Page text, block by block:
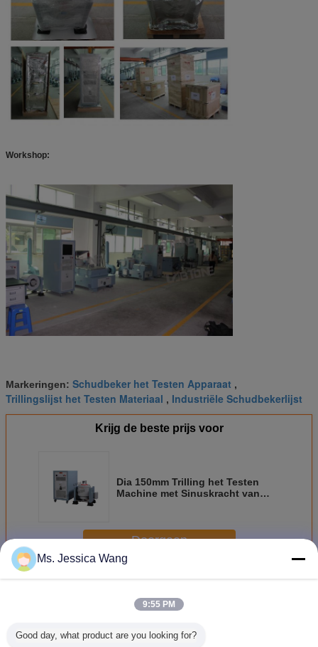
Workshop:
Markeringen: Schudbeker het Testen Apparaat ,
Trillingslijst het Testen Materiaal , Industriële Schudbekerlijst
Krijg de beste prijs voor
Dia 150mm Trilling het Testen
Machine met Sinuskracht van
Doorgaan
MeerTrillingen testmachine
Ms. Jessica Wang
9:55 PM
Good day, what product are you looking for?